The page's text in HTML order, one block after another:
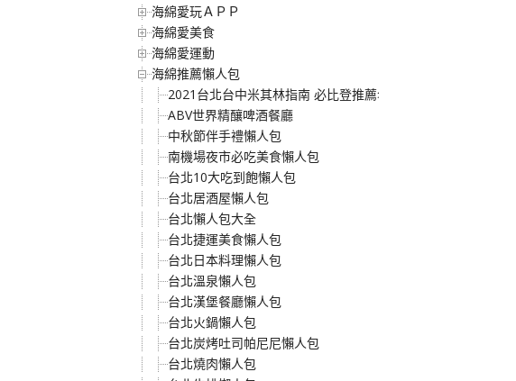
海綿愛玩ＡＰＰ
海綿愛美食
海綿愛運動
海綿推薦懶人包
2021台北台中米其林指南 必比登推薦名單
ABV世界精釀啤酒餐廳
中秋節伴手禮懶人包
南機場夜市必吃美食懶人包
台北10大吃到飽懶人包
台北居酒屋懶人包
台北懶人包大全
台北捷運美食懶人包
台北日本料理懶人包
台北溫泉懶人包
台北漢堡餐廳懶人包
台北火鍋懶人包
台北炭烤吐司帕尼尼懶人包
台北燒肉懶人包